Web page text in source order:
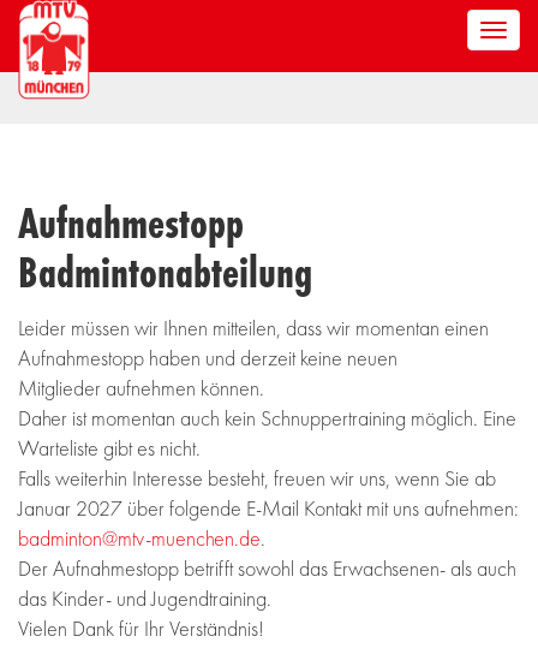
Aufnahmestopp
Badmintonabteilung
Leider müssen wir Ihnen mitteilen, dass wir momentan einen
Aufnahmestopp haben und derzeit keine neuen
Mitglieder aufnehmen können.
Daher ist momentan auch kein Schnuppertraining möglich. Eine
Warteliste gibt es nicht.
Falls weiterhin Interesse besteht, freuen wir uns, wenn Sie ab
Januar 2027 über folgende E-Mail Kontakt mit uns aufnehmen:
badminton@mtv-muenchen.de.
Der Aufnahmestopp betrifft sowohl das Erwachsenen- als auch
das Kinder- und Jugendtraining.
Vielen Dank für Ihr Verständnis!